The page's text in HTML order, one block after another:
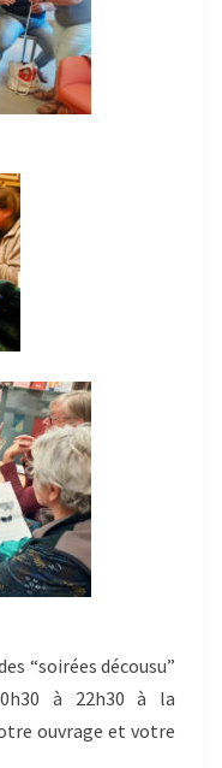
“soirées décousu”
à 22h30 à la
ouvrage et votre